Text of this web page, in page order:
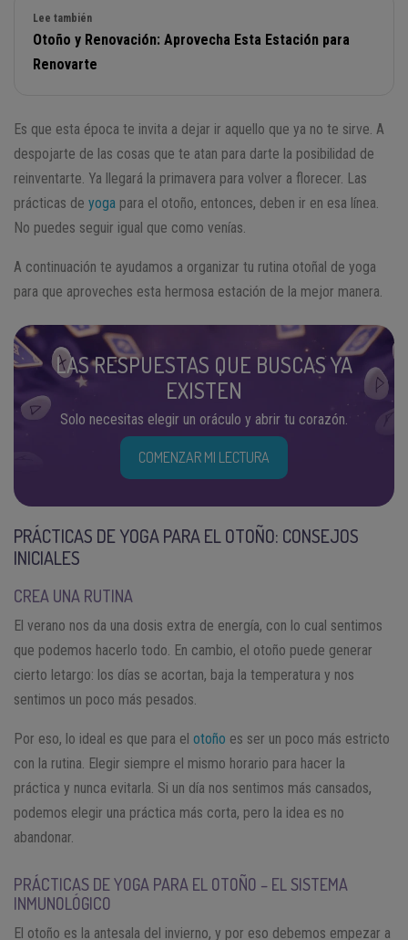
Lee también
Otoño y Renovación: Aprovecha Esta Estación para
Renovarte
Es que esta época te invita a dejar ir aquello que ya no te sirve. A
despojarte de las cosas que te atan para darte la posibilidad de
reinventarte. Ya llegará la primavera para volver a florecer. Las
prácticas de yoga para el otoño, entonces, deben ir en esa línea.
No puedes seguir igual que como venías.
A continuación te ayudamos a organizar tu rutina otoñal de yoga
para que aproveches esta hermosa estación de la mejor manera.
LAS RESPUESTAS QUE BUSCAS YA
EXISTEN
Solo necesitas elegir un oráculo y abrir tu corazón.
COMENZAR MI LECTURA
PRÁCTICAS DE YOGA PARA EL OTOÑO: CONSEJOS
INICIALES
CREA UNA RUTINA
El verano nos da una dosis extra de energía, con lo cual sentimos
que podemos hacerlo todo. En cambio, el otoño puede generar
cierto letargo: los días se acortan, baja la temperatura y nos
sentimos un poco más pesados.
Por eso, lo ideal es que para el otoño es ser un poco más estricto
con la rutina. Elegir siempre el mismo horario para hacer la
práctica y nunca evitarla. Si un día nos sentimos más cansados,
podemos elegir una práctica más corta, pero la idea es no
abandonar.
PRÁCTICAS DE YOGA PARA EL OTOÑO – EL SISTEMA
INMUNOLÓGICO
El otoño es la antesala del invierno, y por eso debemos empezar a